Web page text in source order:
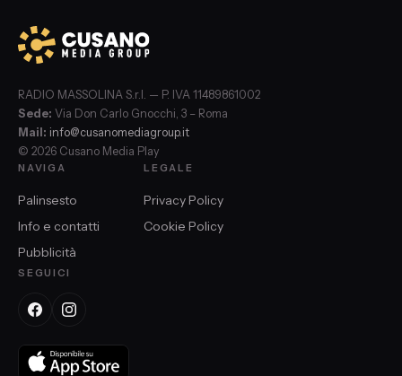
RADIO MASSOLINA S.r.l. — P. IVA 11489861002
Sede: Via Don Carlo Gnocchi, 3 – Roma
Mail: info@cusanomediagroup.it
© 2026 Cusano Media Play
NAVIGA
Palinsesto
Info e contatti
Pubblicità
LEGALE
Privacy Policy
Cookie Policy
SEGUICI